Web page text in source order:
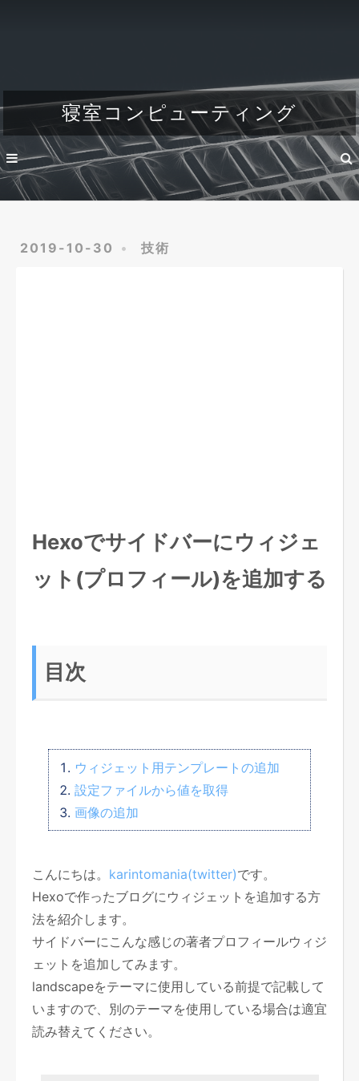
寝室コンピューティング
2019-10-30 技術
Hexoでサイドバーにウィジェ
ット(プロフィール)を追加する
目次
ウィジェット用テンプレートの追加
設定ファイルから値を取得
画像の追加
こんにちは。 karintomania(twitter)です。
Hexoで作ったブログにウィジェットを追加する方
法を紹介します。
サイドバーにこんな感じの著者プロフィールウィジ
ェットを追加してみます。
landscapeをテーマに使用している前提で記載して
いますので、別のテーマを使用している場合は適宜
読み替えてください。
Dev
Engineer's life